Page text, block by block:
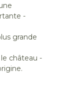
grande
le château